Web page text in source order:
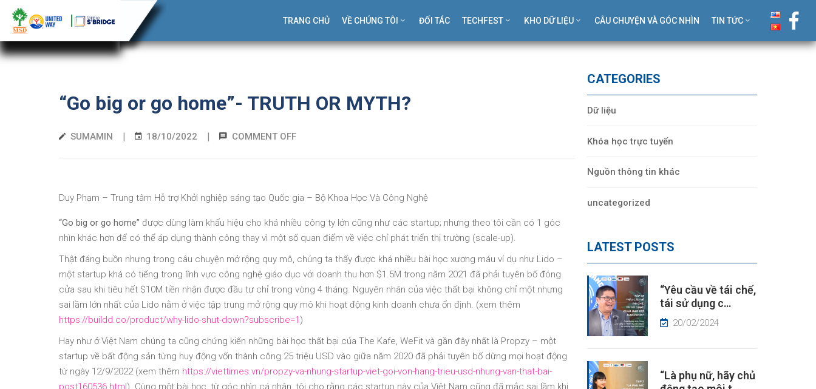
TRANG CHỦ VỀ CHÚNG TÔI ĐỐI TÁC TECHFEST KHO DỮ LIỆU CÂU CHUYỆN VÀ GÓC NHÌN TIN TỨC
“Go big or go home”- TRUTH OR MYTH?
SUMAMIN | 18/10/2022 | COMMENT OFF
Duy Phạm – Trung tâm Hỗ trợ Khởi nghiệp sáng tạo Quốc gia – Bộ Khoa Học Và Công Nghệ
“Go big or go home” được dùng làm khẩu hiệu cho khá nhiều công ty lớn cũng như các startup; nhưng theo tôi cần có 1 góc
nhìn khác hơn để có thể áp dụng thành công thay vì một số quan điểm về việc chỉ phát triển thị trường (scale-up).
Thật đáng buồn nhưng trong câu chuyện mở rộng quy mô, chúng ta thấy được khá nhiều bài học xương máu ví dụ như Lido –
một startup khá có tiếng trong lĩnh vực công nghệ giáo dục với doanh thu hơn $1.5M trong năm 2021 đã phải tuyên bố đóng
cửa sau khi tiêu hết $10M tiền nhận được đầu tư chỉ trong vòng 4 tháng. Nguyên nhân của việc thất bại không chỉ một nhưng
sai lầm lớn nhất của Lido nằm ở việc tập trung mở rộng quy mô khi hoạt động kinh doanh chưa ổn định. (xem thêm
https://buildd.co/product/why-lido-shut-down?subscribe=1)
Hay như ở Việt Nam chúng ta cũng chứng kiến những bài học thất bại của The Kafe, WeFit và gần đây nhất là Propzy – một
startup về bất động sản từng huy động vốn thành công 25 triệu USD vào giữa năm 2020 đã phải tuyên bố dừng mọi hoạt động
từ ngày 12/9/2022 (xem thêm https://viettimes.vn/propzy-va-nhung-startup-viet-goi-von-hang-trieu-usd-nhung-van-that-bai-
post160536.html). Cùng một bài học, từ góc nhìn cá nhân, tôi cho rằng các startup này của Việt Nam cũng đã mắc sai lầm khi
CATEGORIES
Dữ liệu
Khóa học trực tuyến
Nguồn thông tin khác
uncategorized
LATEST POSTS
“Yêu cầu về tái chế,
tái sử dụng c…
20/02/2024
“Là phụ nữ, hãy chủ